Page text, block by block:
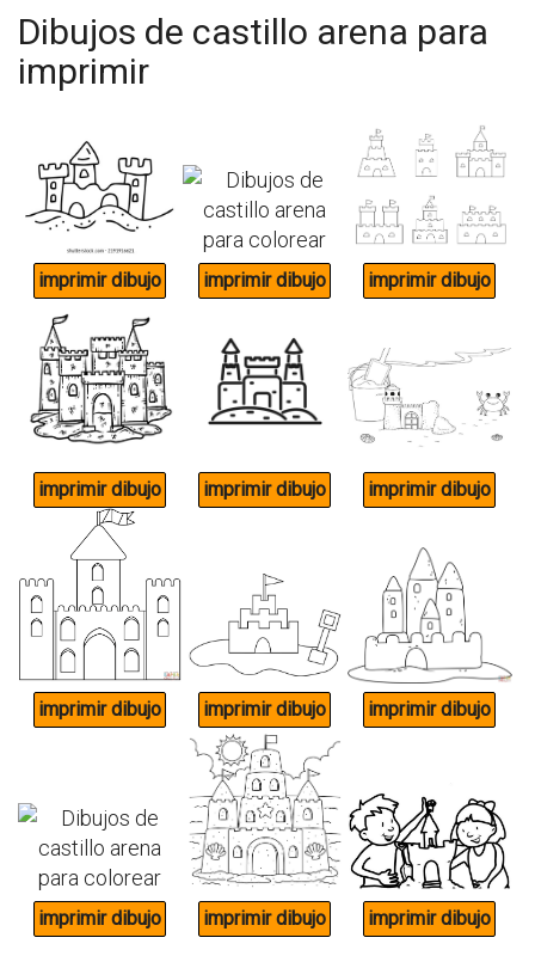
Dibujos de castillo arena para
imprimir